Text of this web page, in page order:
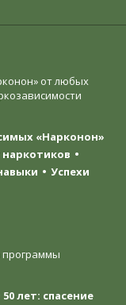
от любых
«Нарконон»
Успехи
программы
50 лет: спасение